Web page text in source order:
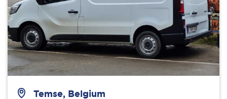
Temse, Belgium